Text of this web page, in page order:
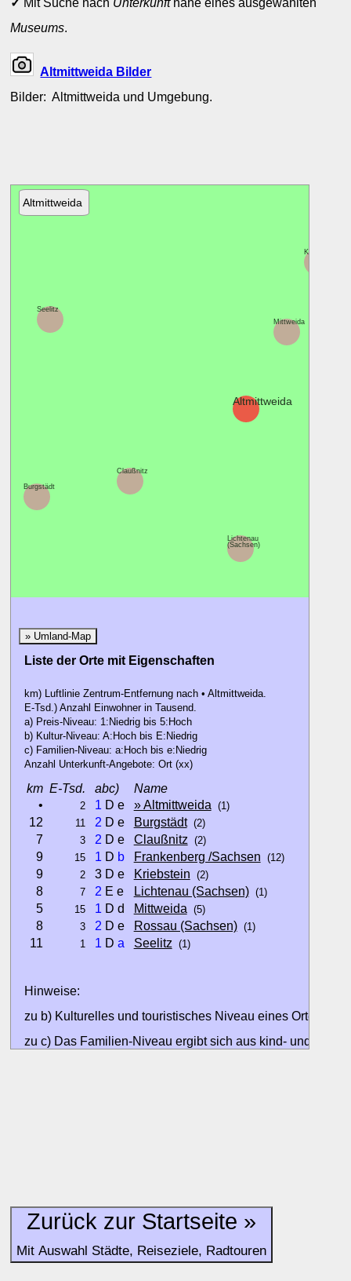
Museums.
Altmittweida Bilder
Bilder: Altmittweida und Umgebung.
Altmittweida
Seelitz
Altmittweida
Kriebstein
Claußnitz
Lichtenau
(Sachsen)
Burgstädt
Mittweida
» Umland-Map
Liste der Orte mit Eigenschaften
km) Luftlinie Zentrum-Entfernung nach • Altmittweida.
E-Tsd.) Anzahl Einwohner in Tausend.
a) Preis-Niveau: 1:Niedrig bis 5:Hoch
b) Kultur-Niveau: A:Hoch bis E:Niedrig
c) Familien-Niveau: a:Hoch bis e:Niedrig
Anzahl Unterkunft-Angebote: Ort (xx)
km E-Tsd. abc)
Name
•
2 1 D e » Altmittweida (1)
12 11 2 D e Burgstädt (2)
7 3 2 D e Claußnitz (2)
9 15 1 D b Frankenberg /Sachsen (12)
9 2 3 D e Kriebstein (2)
8 7 2 E e Lichtenau (Sachsen) (1)
5 15 1 D d Mittweida (5)
8 3 2 D e Rossau (Sachsen) (1)
11 1 1 D a Seelitz (1)
Hinweise:
zu b) Kulturelles und touristisches Niveau eines Ortes
zu c) Das Familien-Niveau ergibt sich aus kind- und
Zurück zur Startseite »
Mit Auswahl Städte, Reiseziele, Radtouren